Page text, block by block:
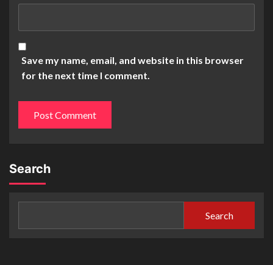
Save my name, email, and website in this browser
for the next time I comment.
Search
Search